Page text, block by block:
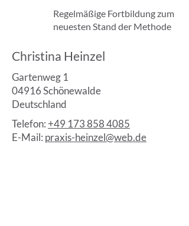
Regelmäßige Fortbildung zum
neuesten Stand der Methode
Christina Heinzel
Gartenweg 1
04916 Schönewalde
Deutschland
Telefon:+49 173 858 4085
E-Mail: praxis-heinzel@web.de